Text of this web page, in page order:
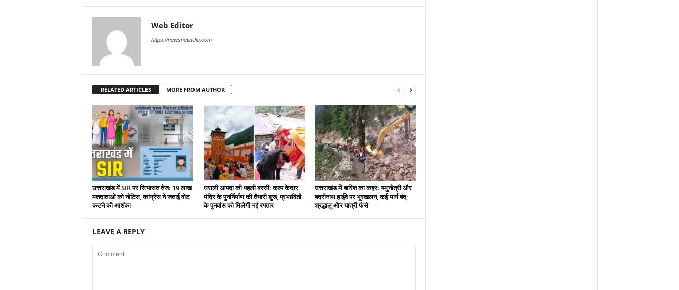
Web Editor
https://newsnetindia.com
RELATED ARTICLES MORE FROM AUTHOR
उत्तराखंड में SIR पर सियासत तेज: 19 लाख
मतदाताओं को नोटिस, कांग्रेस ने जताई वोट
कटने की आशंका
धराली आपदा की पहली बरसी: कल्प केदार
मंदिर के पुनर्निर्माण की तैयारी शुरू, प्रभावितों
के पुनर्वास को मिलेगी नई रफ्तार
उत्तराखंड में बारिश का कहर: यमुनोत्री और
बदरीनाथ हाईवे पर भूस्खलन, कई मार्ग बंद;
श्रद्धालु और यात्री फंसे
LEAVE A REPLY